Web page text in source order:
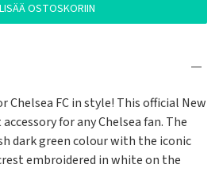
LISÄÄ OSTOSKORIIN
Chelsea FC in style! This official New
for any Chelsea fan. The
dark green colour with the iconic
embroidered in white on the